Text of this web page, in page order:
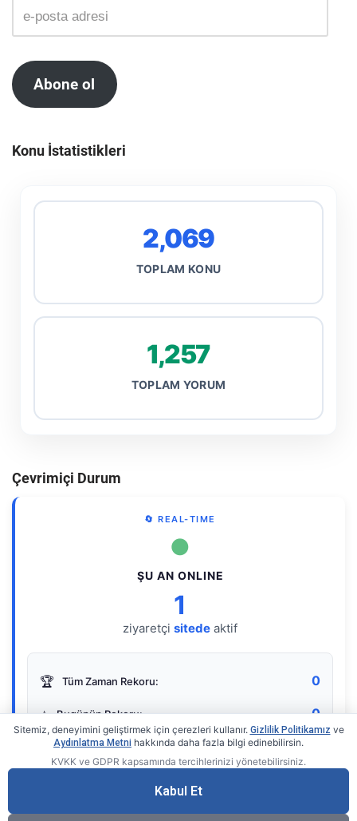
Abone ol
Konu İstatistikleri
2,069
TOPLAM KONU
1,257
TOPLAM YORUM
Çevrimiçi Durum
🔄 REAL-TIME
●
ŞU AN ONLINE
1
ziyaretçi sitede aktif
🏆 Tüm Zaman Rekoru: 0
⭐ Bugünün Rekoru: 0
Gerçek zamanlı sayaç
Sitemiz, deneyimini geliştirmek için çerezleri kullanır. Gizlilik Politikamız ve
Aydınlatma Metni hakkında daha fazla bilgi edinebilirsin.
KVKK ve GDPR kapsamında tercihlerinizi yönetebilirsiniz.
Kabul Et